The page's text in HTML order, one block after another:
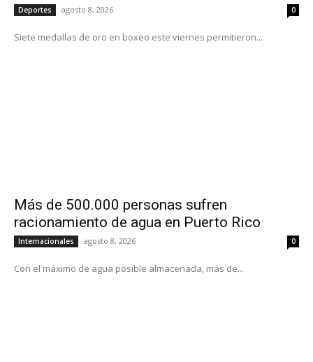
Deportes agosto 8, 2026 0
Siete medallas de oro en boxeo este viernes permitieron...
Más de 500.000 personas sufren
racionamiento de agua en Puerto Rico
Internacionales agosto 8, 2026 0
Con el máximo de agua posible almacenada, más de...